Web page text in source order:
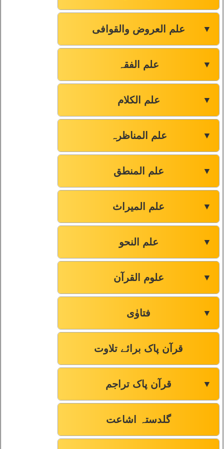
علم العروض والقوافی ▼
علم الفقہ ▼
علم الکلام ▼
علم المناظرہ ▼
علم المنطق ▼
علم المیراث ▼
علم النحو ▼
علوم القرآن ▼
فتاوٰی ▼
قرآن پاک برائے تلاوت
قرآن پاک تراجم ▼
گلدستہ اشاعت